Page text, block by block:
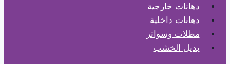
تركيب
ديكورات
مداخل
دهانات خارجية
دهانات داخلية
مظلات وسواتر
بديل الخشب